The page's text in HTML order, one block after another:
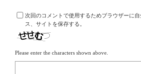
次回のコメントで使用するためブラウザーに
ス、サイトを保存する。
Please enter the characters shown above.